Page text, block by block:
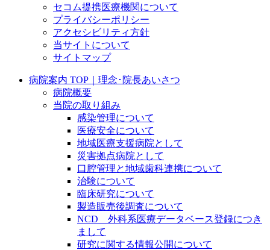
セコム提携医療機関について
プライバシーポリシー
アクセシビリティ方針
当サイトについて
サイトマップ
病院案内 TOP｜理念･院長あいさつ
病院概要
当院の取り組み
感染管理について
医療安全について
地域医療支援病院として
災害拠点病院として
口腔管理と地域歯科連携について
治験について
臨床研究について
製造販売後調査について
NCD 外科系医療データベース登録につき
まして
研究に関する情報公開について